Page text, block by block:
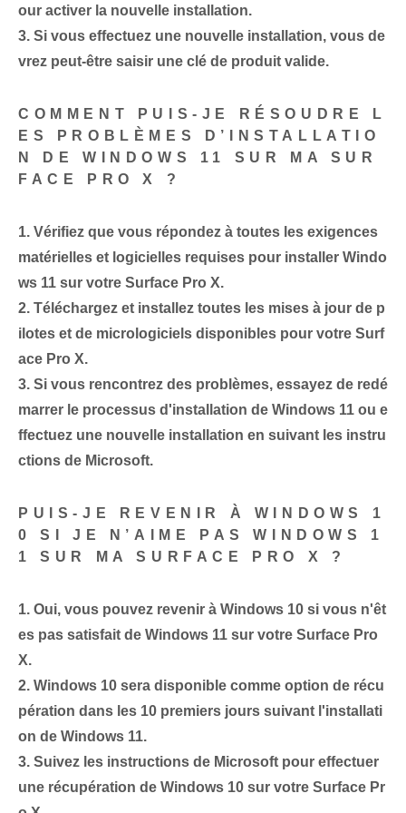
our activer la nouvelle installation.
3. Si vous effectuez une nouvelle installation, vous de
vrez peut-être saisir une clé de produit valide.
COMMENT PUIS-JE RÉSOUDRE L
ES PROBLÈMES D’INSTALLATIO
N DE WINDOWS 11 SUR MA SUR
FACE PRO X ?
1. Vérifiez que vous répondez à toutes les exigences
matérielles et logicielles requises pour installer Windo
ws 11 sur votre Surface Pro X.
2. Téléchargez et installez toutes les mises à jour de p
ilotes et de micrologiciels disponibles pour votre Surf
ace Pro X.
3. Si vous rencontrez des problèmes, essayez de redé
marrer le processus d'installation de Windows 11 ou e
ffectuez une nouvelle installation en suivant les instru
ctions de Microsoft.
PUIS-JE REVENIR À WINDOWS 1
0 SI JE N’AIME PAS WINDOWS 1
1 SUR MA SURFACE PRO X ?
1. Oui, vous pouvez revenir à Windows 10 si vous n'êt
es pas satisfait de Windows 11 sur votre Surface Pro
X.
2. Windows 10 sera disponible comme option de récu
pération dans les 10 premiers jours suivant l'installati
on de Windows 11.
3. Suivez les instructions de Microsoft pour effectuer
une récupération de Windows 10 sur votre Surface Pr